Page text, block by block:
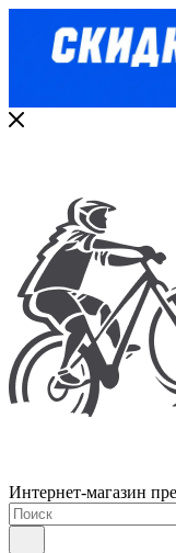
Интернет-магазин